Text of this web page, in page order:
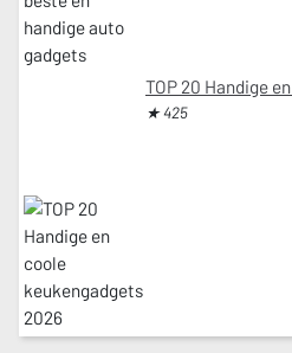
TOP 20 Handige
★ 425